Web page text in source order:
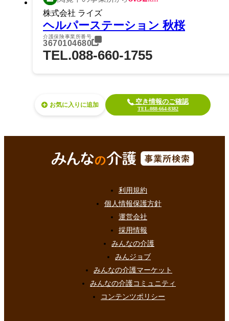
株式会社 ライズ
ヘルパーステーション 秋桜
介護保険事業所番号
3670104680
TEL.088-660-1755
お気に入り 空き情報のご確認
TEL.088-664-8382
利用規約
個人情報保護方針
運営会社
採用情報
みんなの介護
みんジョブ
みんなの介護マーケット
みんなの介護コミュニティ
コンテンツポリシー